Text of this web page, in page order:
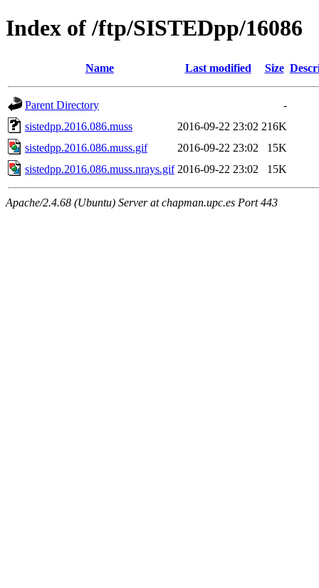
Index of /ftp/SISTEDpp/16086
Name Last modified Size
Parent Directory
-
sistedpp.2016.086.muss
2016-09-22 23:02 216K
sistedpp.2016.086.muss.gif
2016-09-22 23:02
15K
sistedpp.2016.086.muss.nrays.gif 2016-09-22 23:02 15K
Apache/2.4.68 (Ubuntu) Server at chapman.upc.es Port 443